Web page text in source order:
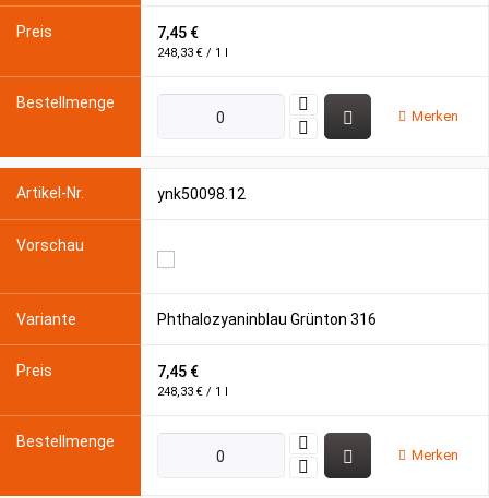
7,45 €
248,33 € / 1 l
Merken
ynk50098.12
Phthalozyaninblau Grünton 316
7,45 €
248,33 € / 1 l
Merken